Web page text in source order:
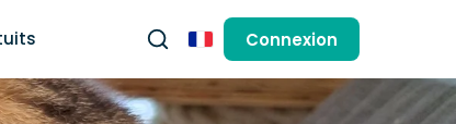
FrançaisConnexion